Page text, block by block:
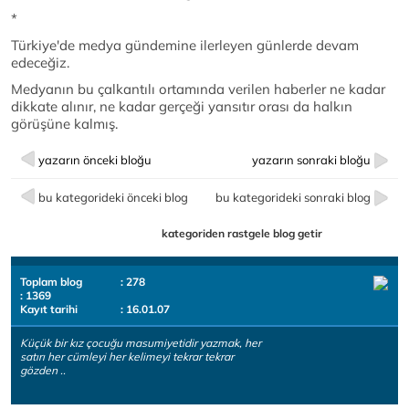
*
Türkiye'de medya gündemine ilerleyen günlerde devam
edeceğiz.
Medyanın bu çalkantılı ortamında verilen haberler ne kadar
dikkate alınır, ne kadar gerçeği yansıtır orası da halkın
görüşüne kalmış.
yazarın önceki bloğu yazarın sonraki bloğu
bu kategorideki önceki blog bu kategorideki sonraki blog
kategoriden rastgele blog getir
Toplam blog
: 278
: 1369
Kayıt tarihi
: 16.01.07
Küçük bir kız çocuğu masumiyetidir yazmak, her
satırı her cümleyi her kelimeyi tekrar tekrar
gözden ..